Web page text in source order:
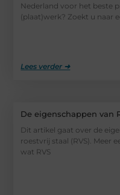
Nederland voor het beste
(plaat)werk? Zoekt u naar
Lees verder ➜
De eigenschappen van
Dit artikel gaat over de
roestvrij staal (RVS). Meer
wat RVS